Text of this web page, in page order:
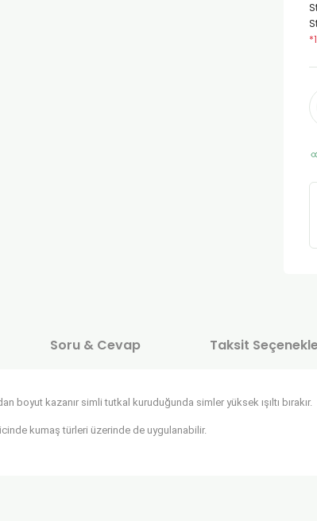
Soru & Cevap Taksit
boyut kazanır simli tutkal kuruduğunda simler yüksek ışıltı bırakır.
kumaş türleri üzerinde de uygulanabilir.